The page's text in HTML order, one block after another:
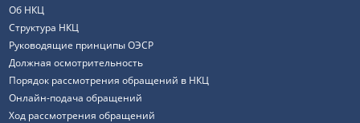
Об НКЦ
Структура НКЦ
Руководящие принципы ОЭСР
Должная осмотрительность
Порядок рассмотрения обращений в НКЦ
Онлайн-подача обращений
Ход рассмотрения обращений